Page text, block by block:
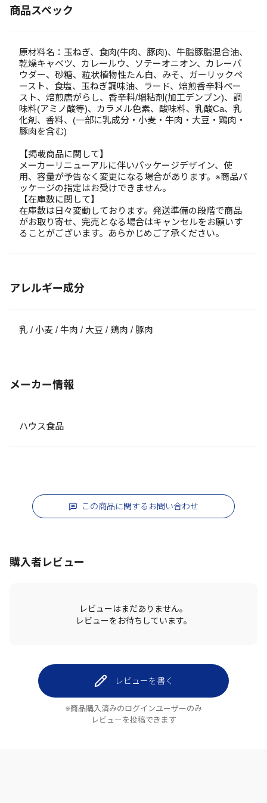
商品スペック
原材料名：玉ねぎ、食肉(牛肉、豚肉)、牛脂豚脂混合油、
乾燥キャベツ、カレールウ、ソテーオニオン、カレーパ
ウダー、砂糖、粒状植物性たん白、みそ、ガーリックペ
ースト、食塩、玉ねぎ調味油、ラード、焙煎香辛料ペー
スト、焙煎唐がらし、香辛料/増粘剤(加工デンプン)、調
味料(アミノ酸等)、カラメル色素、酸味料、乳酸Ca、乳
化剤、香料、(一部に乳成分・小麦・牛肉・大豆・鶏肉・
豚肉を含む)
【掲載商品に関して】
メーカーリニューアルに伴いパッケージデザイン、使
用、容量が予告なく変更になる場合があります。※商品パ
ッケージの指定はお受けできません。
【在庫数に関して】
在庫数は日々変動しております。発送準備の段階で商品
がお取り寄せ、完売となる場合はキャンセルをお願いす
ることがございます。あらかじめご了承ください。
アレルギー成分
乳 / 小麦 / 牛肉 / 大豆 / 鶏肉 / 豚肉
メーカー情報
ハウス食品
この商品に関するお問い合わせ
購入者レビュー
レビューはまだありません。
レビューをお待ちしています。
レビューを書く
※商品購入済みのログインユーザーのみ
レビューを投稿できます